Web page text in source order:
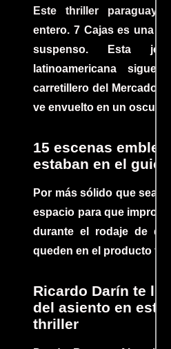
Este thriller paraguayo
entero. 7 Cajas es una
suspenso. Esta joya
latinoamericana
carretillero del Mercado 4
ve envuelto en un oscuro
15 escenas
estaban en el guion
Por más sólido que sea
espacio para que
durante el rodaje de
queden en el producto
Ricardo Darín te
del asiento en este
thriller